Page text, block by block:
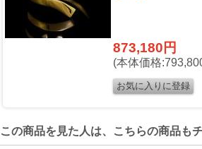
873,180円
(本体価格
この商品を見た人は、こちらの商品も